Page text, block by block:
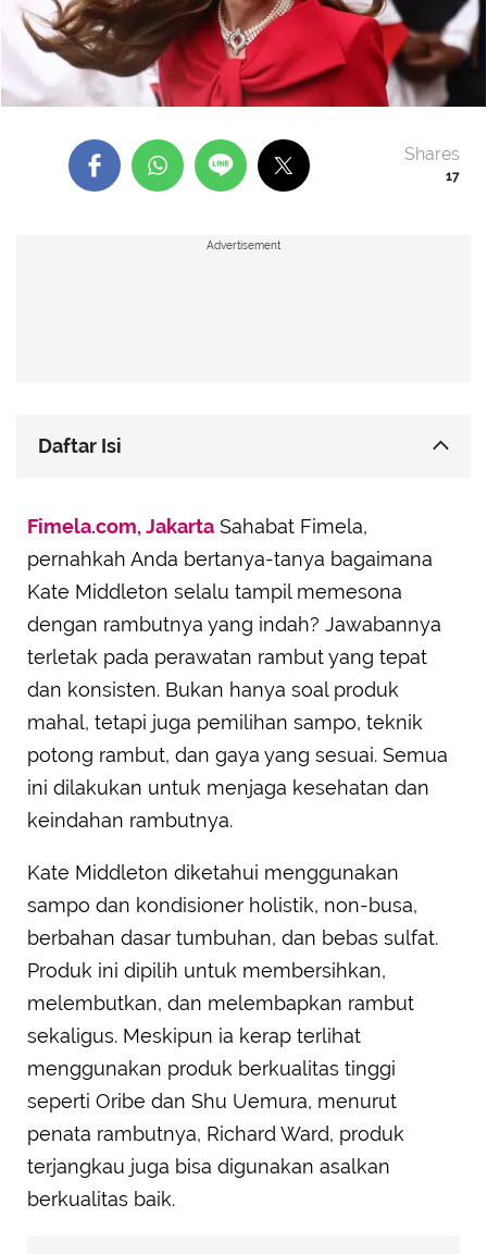
17
Shares
Advertisement
Daftar Isi
Lebih dari Sekadar Rambut Cantik: Sebuah
Pernyataan
Mitos dan Fakta Seputar Rambut Kate Middleton
Fimela.com, Jakarta Sahabat Fimela,
pernahkah Anda bertanya-tanya bagaimana
Kate Middleton selalu tampil memesona
dengan rambutnya yang indah? Jawabannya
terletak pada perawatan rambut yang tepat
dan konsisten. Bukan hanya soal produk
mahal, tetapi juga pemilihan sampo, teknik
potong rambut, dan gaya yang sesuai. Semua
ini dilakukan untuk menjaga kesehatan dan
keindahan rambutnya.
Kate Middleton diketahui menggunakan
sampo dan kondisioner holistik, non-busa,
berbahan dasar tumbuhan, dan bebas sulfat.
Produk ini dipilih untuk membersihkan,
melembutkan, dan melembapkan rambut
sekaligus. Meskipun ia kerap terlihat
menggunakan produk berkualitas tinggi
seperti Oribe dan Shu Uemura, menurut
penata rambutnya, Richard Ward, produk
terjangkau juga bisa digunakan asalkan
berkualitas baik.